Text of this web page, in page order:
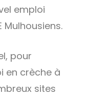
emploi
Mulhousiens.
pour
en crèche à
sites